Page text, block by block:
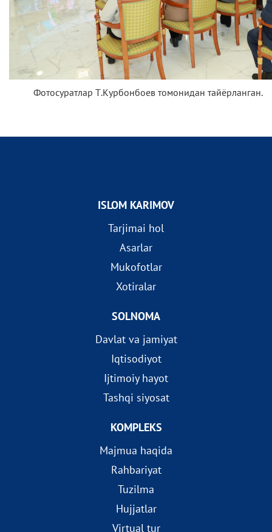
Фотосуратлар Т.Курбонбоев томонидан тайёрланган.
ISLOM KARIMOV
Tarjimai hol
Asarlar
Mukofotlar
Xotiralar
SOLNOMA
Davlat va jamiyat
Iqtisodiyot
Ijtimoiy hayot
Tashqi siyosat
KOMPLEKS
Majmua haqida
Rahbariyat
Tuzilma
Hujjatlar
Virtual tur